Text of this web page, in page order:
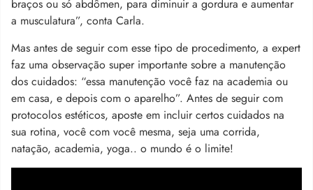
braços ou só abdômen, para diminuir a gordura e aumentar
a musculatura”, conta Carla.
Mas antes de seguir com esse tipo de procedimento, a expert
faz uma observação super importante sobre a manutenção
dos cuidados: “essa manutenção você faz na academia ou
em casa, e depois com o aparelho”. Antes de seguir com
protocolos estéticos, aposte em incluir certos cuidados na
sua rotina, você com você mesma, seja uma corrida,
natação, academia, yoga.. o mundo é o limite!